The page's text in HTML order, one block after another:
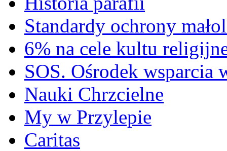
Standardy ochrony
6% na cele kultu
SOS. Ośrodek wsparcia
Nauki Chrzcielne
My w Przylepie
Caritas